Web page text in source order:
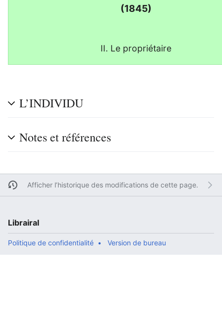
(1845)
II. Le propriétaire
L’INDIVIDU
Notes et références
Afficher l’historique des modifications de cette page.
Librairal
Politique de confidentialité Version de bureau